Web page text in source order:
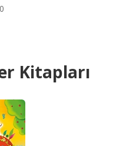
Kitapları